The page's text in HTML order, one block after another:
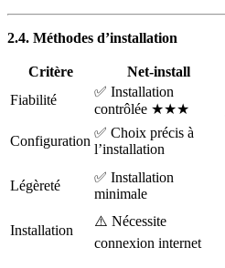
2.4. Méthodes d’installation
Critère Net-install
Fiabilité
✅ Installation
contrôlée ★★★
Configuration
✅ Choix précis à
l’installation
Légèreté
✅ Installation
minimale
Installation
⚠️ Nécessite
connexion internet